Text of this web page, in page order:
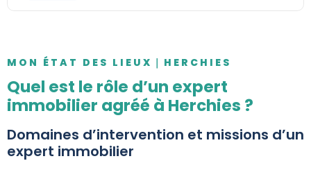
MON ÉTAT DES LIEUX｜HERCHIES
Quel est le rôle d’un expert
immobilier agréé à Herchies ?
Domaines d’intervention et missions d’un
expert immobilier